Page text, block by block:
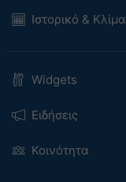
Ιστορικό & Κλίμα
Widgets
Ειδήσεις
Κοινότητα